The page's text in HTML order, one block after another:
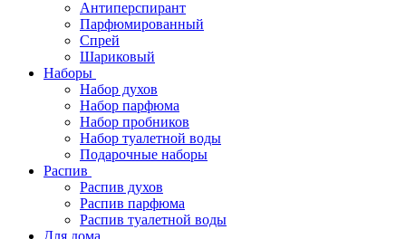
Антиперспирант
Парфюмированный
Спрей
Шариковый
Наборы
Набор духов
Набор парфюма
Набор пробников
Набор туалетной воды
Подарочные наборы
Распив
Распив духов
Распив парфюма
Распив туалетной воды
Для дома